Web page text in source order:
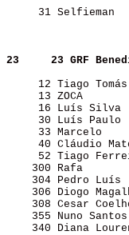
31 Selfieman
23 23 GRF
12 Tiago
13 ZOCA
16 Luís Silva
30 Luís Paulo
33
40 Cláudio
52 Tiago
300 Rafa
304 Pedro
306 Diogo
308 Cesar
355 Nuno
340 Diana